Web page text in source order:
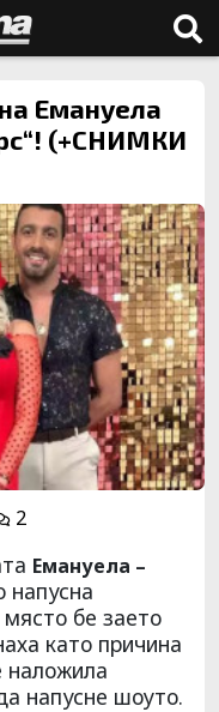
Емануела
(+СНИМКИ
2
Емануела –
напусна
място бе заето
като причина
наложила
напусне шоуто.